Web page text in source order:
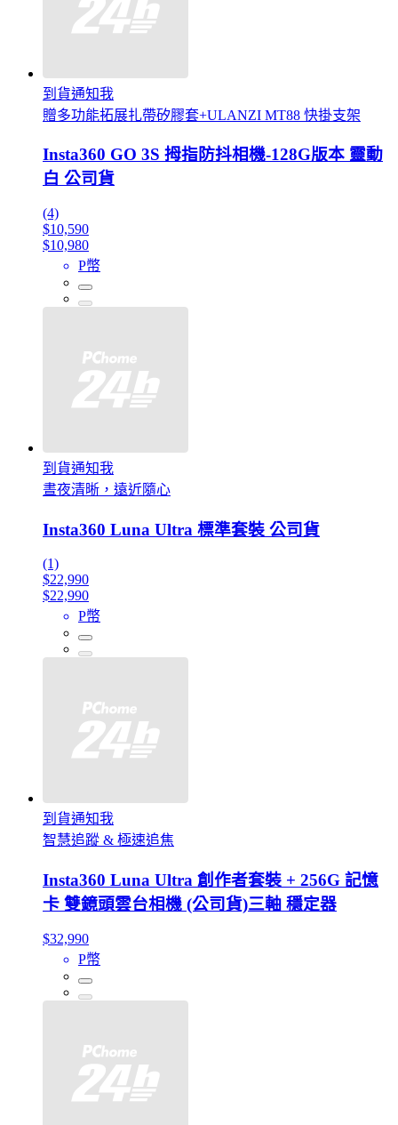
到貨通知我
贈多功能拓展扎帶矽膠套+ULANZI MT88 快掛支架
Insta360 GO 3S 拇指防抖相機-128G版本 靈動
白 公司貨
(4)
$10,590
$10,980
P幣
到貨通知我
晝夜清晰，遠近隨心
Insta360 Luna Ultra 標準套裝 公司貨
(1)
$22,990
$22,990
P幣
到貨通知我
智慧追蹤 & 極速追焦
Insta360 Luna Ultra 創作者套裝 + 256G 記憶
卡 雙鏡頭雲台相機 (公司貨)三軸 穩定器
$32,990
P幣